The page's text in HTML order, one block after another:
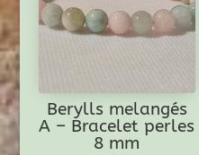
Berylls melangés
A – Bracelet perles
8 mm